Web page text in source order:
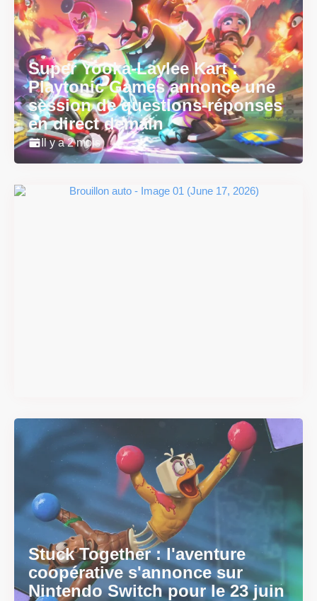
Super Yooka-Laylee Kart :
Playtonic Games annonce une
session de questions-réponses
en direct demain
Il y a 2 mois
Stuck Together : l'aventure
coopérative s'annonce sur
Nintendo Switch pour le 23 juin